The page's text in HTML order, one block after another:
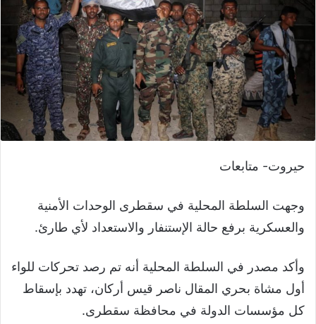
حيروت- متابعات
وجهت السلطة المحلية في سقطرى الوحدات الأمنية
والعسكرية برفع حالة الإستنفار والاستعداد لأي طارئ.
وأكد مصدر في السلطة المحلية أنه تم رصد تحركات للواء
أول مشاة بحري المقال ناصر قيس أركان، تهدد بإسقاط
كل مؤسسات الدولة في محافظة سقطرى.